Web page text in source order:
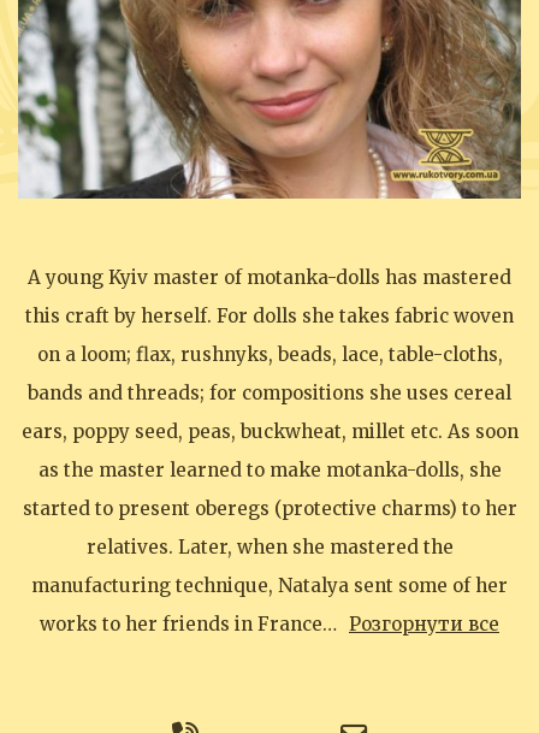
A young Kyiv master of motanka-dolls has mastered
this craft by herself. For dolls she takes fabric woven
on a loom; flax, rushnyks, beads, lace, table-cloths,
bands and threads; for compositions she uses cereal
ears, poppy seed, peas, buckwheat, millet etc. As soon
as the master learned to make motanka-dolls, she
started to present oberegs (protective charms) to her
relatives. Later, when she mastered the
manufacturing technique, Natalya sent some of her
works to her friends in France… Розгорнути все